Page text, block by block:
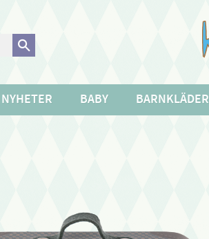
NYHETER BABY BARNKLÄDER